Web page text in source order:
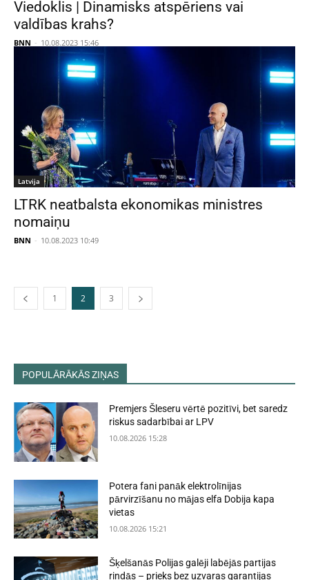
Viedoklis | Dinamisks atspēriens vai
valdības krahs?
BNN - 10.08.2023 15:46
Latvija
LTRK neatbalsta ekonomikas ministres
nomaiņu
BNN - 10.08.2023 10:49
1 2 3
POPULĀRĀKĀS ZIŅAS
Premjers Šleseru vērtē pozitīvi, bet saredz
riskus sadarbībai ar LPV
10.08.2026 15:28
Potera fani panāk elektrolīnijas
pārvirzīšanu no mājas elfa Dobija kapa
vietas
10.08.2026 15:21
Šķelšanās Polijas galēji labējās partijas
rindās – prieks bez uzvaras garantijas